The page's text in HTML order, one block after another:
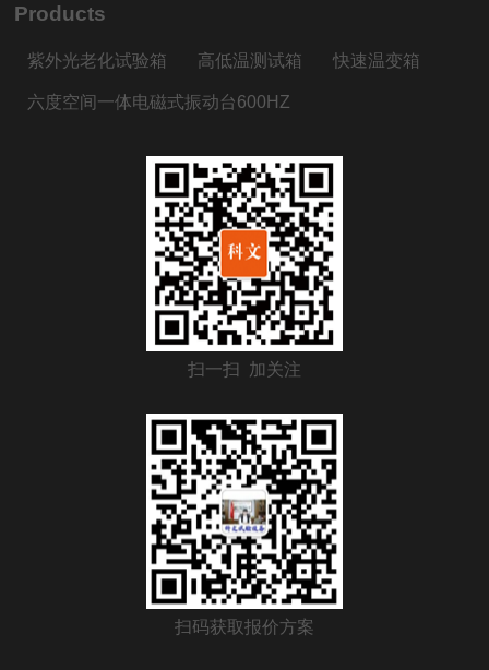
Products
紫外光老化试验箱 高低温测试箱 快速温变箱
六度空间一体电磁式振动台600HZ
扫一扫 加关注
扫码获取报价方案